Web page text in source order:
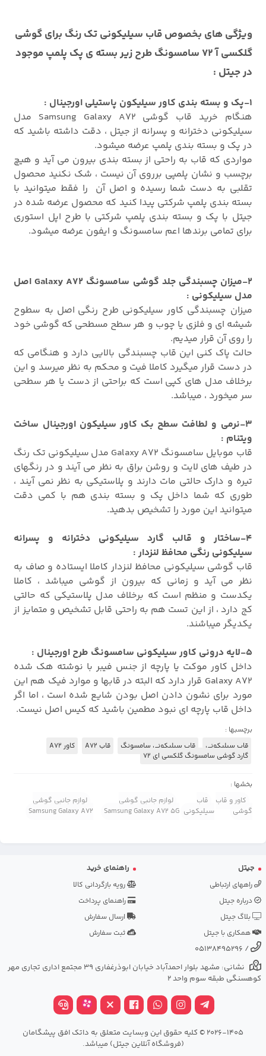
ویژگی های بخصوص قاب سیلیکونی تک رنگ برای گوشی
گلکسی آ 72 سامسونگ طرح زیر بسته ی پک پلمپ موجود
در جیتل :
1-پک و بسته بندی کاور سیلیکون پاستیلی اورجینال :
هنگام خرید قاب گوشی Samsung Galaxy A72 مدل
سیلیکونی دخترانه و پسرانه از جیتل ، دقت داشته باشید که
در پک و بسته بندی پلمپ عرضه میشود.
مواردی که قاب به راحتی از بسته بندی بیرون می آید و هیچ
برچسب و نشان پلمپی برروی آن نیست ، شک نکنید محصول
تقلبی به دست شما رسیده و اصل آن را فقط میتوانید با
بسته بندی پلمپ شرکتی پیدا کنید که محصول عرضه شده در
جیتل با پک و بسته بندی پلمپ شرکتی با طرح اپل استوری
برای تمامی برندها اعم سامسونگ و ایفون عرضه میشود.
2-میزان چسبندگی جلد گوشی سامسونگ Galaxy A72 اصل
مدل سیلیکونی :
میزان چسبندگی کاور سیلیکونی طرح رنگی اصل به سطوح
شیشه ای و فلزی یا چوب و هر سطح مسطحی که گوشی خود
را روی آن قرار میدیم.
حالت پاک کنی این قاب چسبندگی بالایی دارد و هنگامی که
در دست قرار میگیرد کاملا فیت و محکم به نظر میرسد و این
برخلاف مدل های کپی است که براحتی از دست یا هر سطحی
سر میخورد ، میباشد.
3-نرمی و لطافت سطح بک کاور سیلیکون اورجینال ساخت
ویتنام :
قاب موبایل سامسونگ Galaxy A72 مدل سیلیکونی تک رنگ
در طیف های لایت و روشن براق به نظر می آیند و در رنگهای
تیره و دارک حالتی مات دارند و پلاستیکی به نظر نمی آیند ،
طوری که شما داخل پک و بسته بندی هم با کمی دقت
میتوانید این مورد را تشخیص بدهید.
4-ساختار و قالب گارد سیلیکونی دخترانه و پسرانه
سیلیکونی رنگی محافظ لنزدار :
قاب گوشی سیلیکونی محافظ لنزدار کاملا ایستاده و صاف به
نظر می آید و زمانی که بیرون از گوشی میباشد ، کاملا
یکدست و منظم است که برخلاف مدل پلاستیکی که حالتی
کج دارد ، از این تست هم به راحتی قابل تشخیص و متمایز از
یکدیگر میباشند.
5-لایه درونی کاور سیلیکونی سامسونگ طرح اورجینال :
داخل کاور موکت یا پارچه از جنس فیبر با نوشته هک شده
Galaxy A72 قرار دارد که البته در قابها و موارد فیک هم این
مورد برای نشون دادن اصل بودن شایع شده است ، اما اگر
داخل قاب پارچه ای نبود مطمین باشید که کیس اصل نیست.
برچسبها :
قاب سیلیکونی
قاب سیلیکونی سامسونگ قاب A72
کاور A72
گارد گوشی سامسونگ گلکسی ای 72
بخشها :
کاور و قاب
گوشی
قاب
سیلیکونی
لوازم جانبی گوشی
Samsung Galaxy A72 5G
لوازم جانبی گوشی
Samsung Galaxy A72
جیتل
راههای ارتباطی
درباره جیتل
بلاگ جیتل
همکاری با جیتل
راهنمای خرید
رویه بازگردانی کالا
راهنمای پرداخت
ارسال سفارش
ثبت سفارش
/
05138495296
نشانی: مشهد بلوار احمدآباد خیابان ابوذرغفاری 39 مجتمع اداری تجاری مهر
کوهسنگی طبقه سوم واحد 2
2026-1405 © کلیه حقوق این وبسایت متعلق به داتک افق پیشگامان
(فروشگاه آنلاین جیتل) میباشد.